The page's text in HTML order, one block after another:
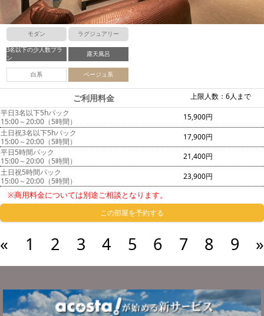
モダン ラグジュアリー
3名以下の少人数プラ
ン
露天風呂
白系 ベージュ系
上限人数：6人まで
ご利用料金
平日3名以下5hパック
15:00～20:00（5時間）
15,900円
土日祝3名以下5hパック
15:00～20:00（5時間）
17,900円
平日5時間パック
15:00～20:00（5時間）
21,400円
土日祝5時間パック
15:00～20:00（5時間）
23,900円
※商用料金については別途ご相談となります。
この部屋を予約する
« 1 2 3 4 5 6 7 8 9 »